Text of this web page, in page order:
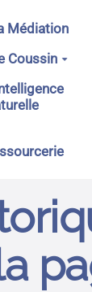
Médiation
Coussin